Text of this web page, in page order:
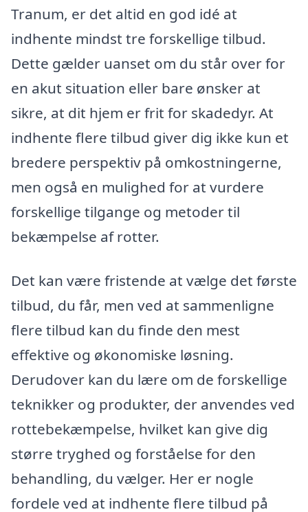
Tranum, er det altid en god idé at
indhente mindst tre forskellige tilbud.
Dette gælder uanset om du står over for
en akut situation eller bare ønsker at
sikre, at dit hjem er frit for skadedyr. At
indhente flere tilbud giver dig ikke kun et
bredere perspektiv på omkostningerne,
men også en mulighed for at vurdere
forskellige tilgange og metoder til
bekæmpelse af rotter.
Det kan være fristende at vælge det første
tilbud, du får, men ved at sammenligne
flere tilbud kan du finde den mest
effektive og økonomiske løsning.
Derudover kan du lære om de forskellige
teknikker og produkter, der anvendes ved
rottebekæmpelse, hvilket kan give dig
større tryghed og forståelse for den
behandling, du vælger. Her er nogle
fordele ved at indhente flere tilbud på